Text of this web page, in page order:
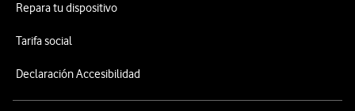
Repara tu dispositivo
Tarifa social
Declaración Accesibilidad